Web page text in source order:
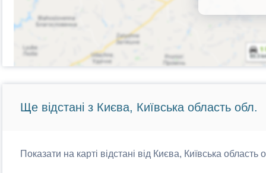
Ще відстані з Києва, Київська область обл.
Показати на карті відстані від Києва, Київська